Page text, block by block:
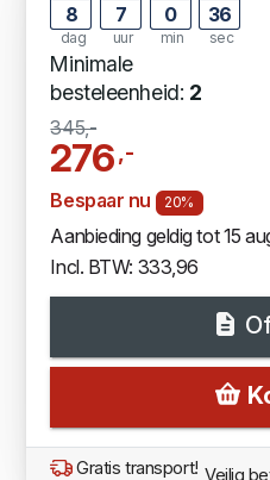
8
dag
7
uur
0
min
35
sec
Minimale
besteleenheid: 2
345,-
276,-
Bespaar nu 20%
Aanbieding geldig tot 15
Incl. BTW: 333,96
Gratis transport! Veilig